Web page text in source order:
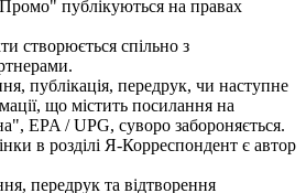
публікуються на правах
створюється спільно з
публікація, передрук, чи наступне
що містить посилання на
EPA / UPG, суворо забороняється.
в розділі Я-Корреспондент є автор
передрук та відтворення